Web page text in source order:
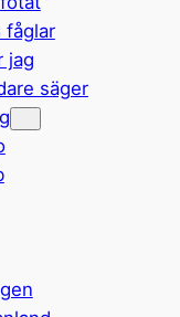
fåglar
jag
säger